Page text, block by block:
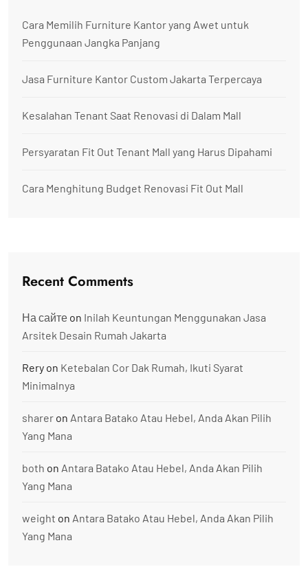
Cara Memilih Furniture Kantor yang Awet untuk
Penggunaan Jangka Panjang
Jasa Furniture Kantor Custom Jakarta Terpercaya
Kesalahan Tenant Saat Renovasi di Dalam Mall
Persyaratan Fit Out Tenant Mall yang Harus Dipahami
Cara Menghitung Budget Renovasi Fit Out Mall
Recent Comments
На сайте on Inilah Keuntungan Menggunakan Jasa
Arsitek Desain Rumah Jakarta
Rery on Ketebalan Cor Dak Rumah, Ikuti Syarat
Minimalnya
sharer on Antara Batako Atau Hebel, Anda Akan Pilih
Yang Mana
both on Antara Batako Atau Hebel, Anda Akan Pilih
Yang Mana
weight on Antara Batako Atau Hebel, Anda Akan Pilih
Yang Mana